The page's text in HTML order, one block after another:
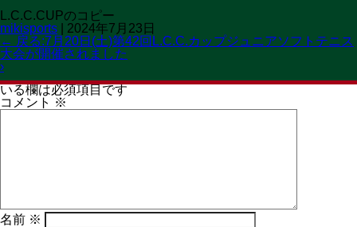
MENU
OPEN 11:00→19:30
CLOSED 火曜日
L.C.C.CUPのコピー
mikisports
2024年7月23日
← 戻る:7月20日(土)第42回L.C.C.カップジュニアソフトテニス
大会が開催されました
›
コメントを残す
メールアドレスが公開されることはありません。
いる欄は必須項目です
コメント ※
名前 ※